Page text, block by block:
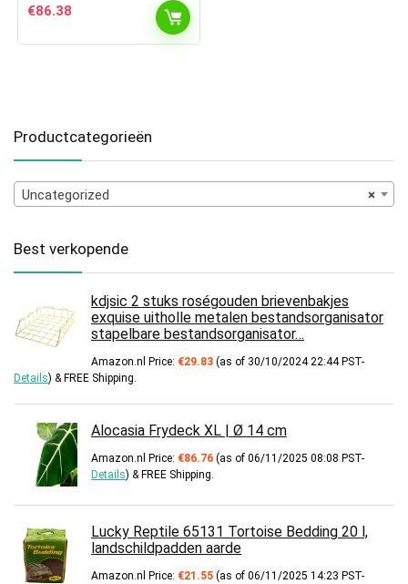
€86.38
Productcategorieën
×
Uncategorized
Best verkopende
kdjsic 2 stuks roségouden brievenbakjes
exquise uitholle metalen bestandsorganisator
stapelbare bestandsorganisator…
Amazon.nl Price: €29.83 (as of 30/10/2024 22:44 PST-
Details) & FREE Shipping
Alocasia Frydeck XL | Ø 14 cm
Amazon.nl Price: €86.76 (as of 06/11/2025 08:08 PST-
Details) & FREE Shipping
Lucky Reptile 65131 Tortoise Bedding 20 l,
landschildpadden aarde
Amazon.nl Price: €21.55 (as of 06/11/2025 14:23 PST-